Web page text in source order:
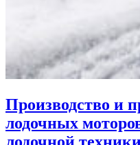
Производство и
лодочных